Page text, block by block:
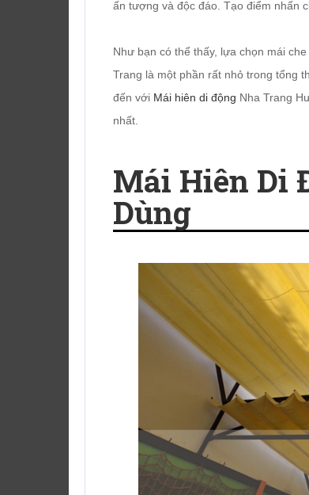
ấn tượng và độc đáo. Tạo điểm nhấn
Như bạn có thể thấy, lựa chọn mái
Trang là một phần rất nhỏ trong tổng
đến với Mái hiên di động Nha Trang
nhất.
Mái Hiên Di
Dùng